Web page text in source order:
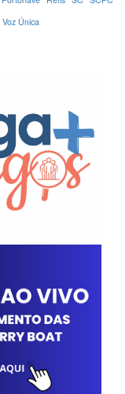
Voz Única